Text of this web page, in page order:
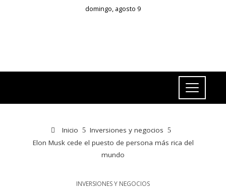
domingo, agosto 9
Inicio
Inversiones y negocios
Elon Musk cede el puesto de persona más rica del
mundo
INVERSIONES Y NEGOCIOS